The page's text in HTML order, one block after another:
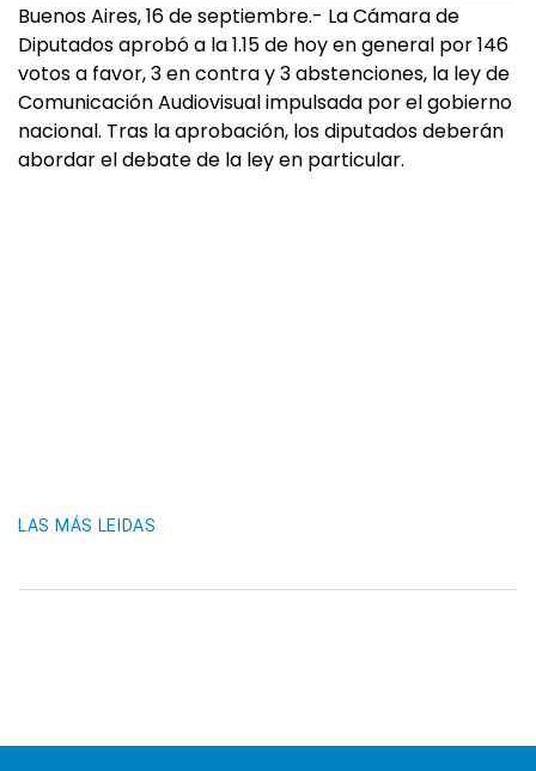
Buenos Aires, 16 de septiembre.- La Cámara de
Diputados aprobó a la 1.15 de hoy en general por 146
votos a favor, 3 en contra y 3 abstenciones, la ley de
Comunicación Audiovisual impulsada por el gobierno
nacional. Tras la aprobación, los diputados deberán
abordar el debate de la ley en particular.
LAS MÁS LEIDAS